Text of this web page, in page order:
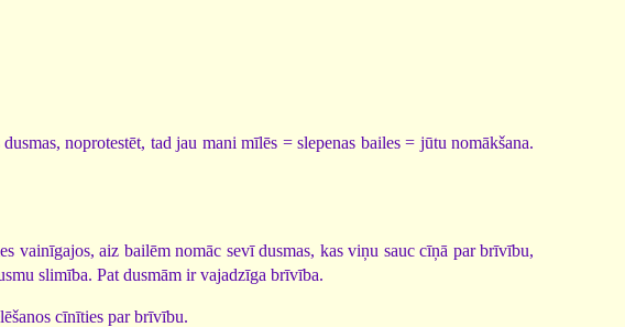
noprotestēt, tad jau mani mīlēs = slepenas bailes = jūtu nomākšana.
vainīgajos, aiz bailēm nomāc sevī dusmas, kas viņu sauc cīņā par brīvību,
slimība. Pat dusmām ir vajadzīga brīvība.
cīnīties par brīvību.